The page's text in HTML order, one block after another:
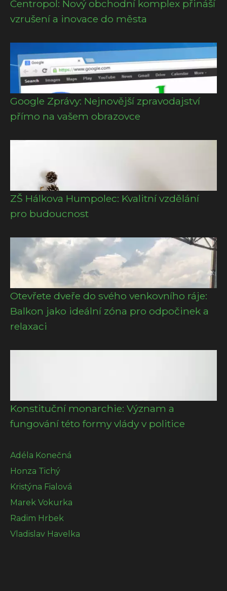
Centropol: Nový obchodní komplex přináší
vzrušení a inovace do města
Google Zprávy: Nejnovější zpravodajství
přímo na vašem obrazovce
ZŠ Hálkova Humpolec: Kvalitní vzdělání
pro budoucnost
Otevřete dveře do svého venkovního ráje:
Balkon jako ideální zóna pro odpočinek a
relaxaci
Konstituční monarchie: Význam a
fungování této formy vlády v politice
Adéla Konečná
Honza Tichý
Kristýna Fialová
Marek Vokurka
Radim Hrbek
Vladislav Havelka